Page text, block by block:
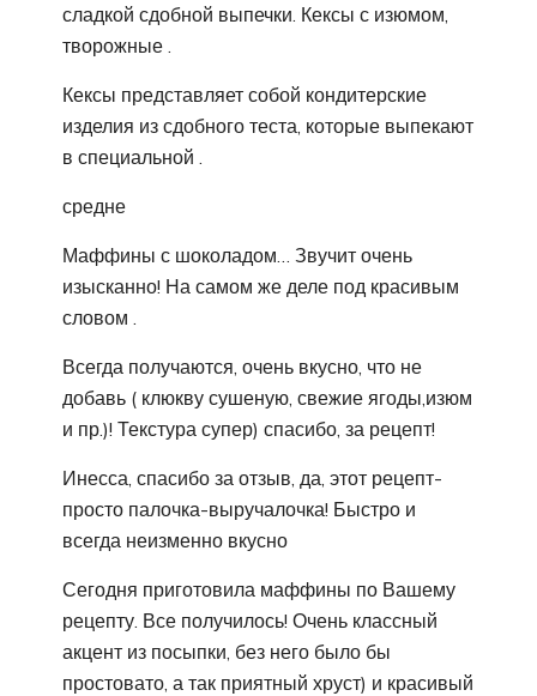
сладкой сдобной выпечки. Кексы с изюмом,
творожные .
Кексы представляет собой кондитерские
изделия из сдобного теста, которые выпекают
в специальной .
средне
Маффины с шоколадом… Звучит очень
изысканно! На самом же деле под красивым
словом .
Всегда получаются, очень вкусно, что не
добавь ( клюкву сушеную, свежие ягоды,изюм
и пр.)! Текстура супер) спасибо, за рецепт!
Инесса, спасибо за отзыв, да, этот рецепт-
просто палочка-выручалочка! Быстро и
всегда неизменно вкусно
Сегодня приготовила маффины по Вашему
рецепту. Все получилось! Очень классный
акцент из посыпки, без него было бы
простовато, а так приятный хруст) и красивый